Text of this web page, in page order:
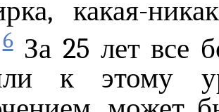
какая-
6За 25 лет все
к этому